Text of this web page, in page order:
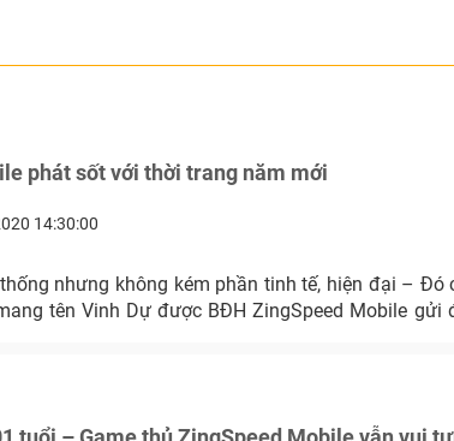
phát sốt với thời trang năm mới
14:30:00
nhưng không kém phần tinh tế, hiện đại – Đó
tên Vinh Dự được BĐH ZingSpeed Mobile gửi